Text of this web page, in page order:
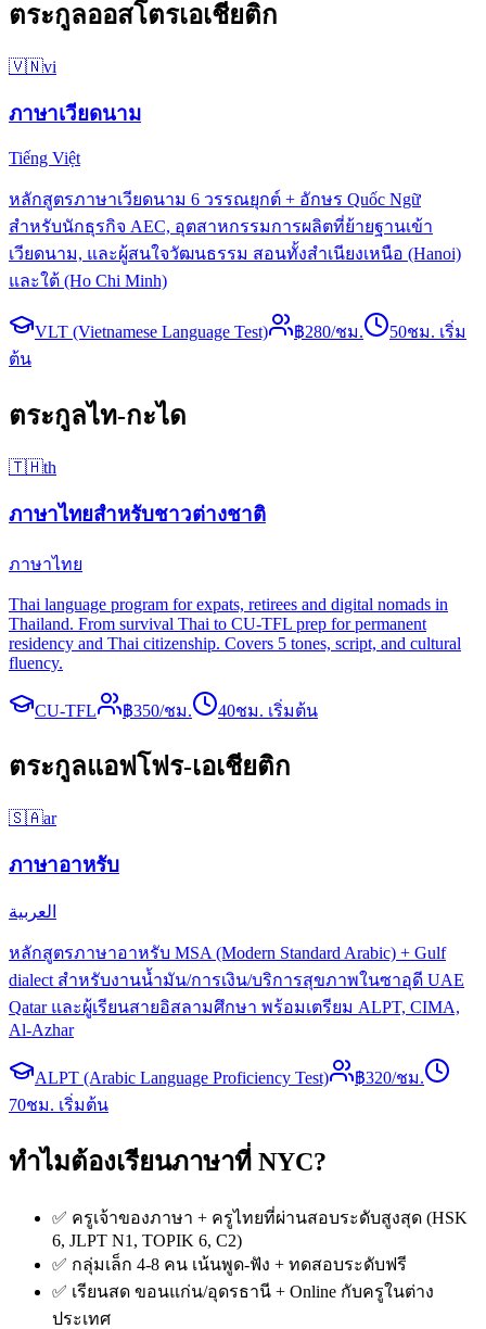
ตระกูลออสโตรเอเชียติก
🇻🇳vi
ภาษาเวียดนาม
Tiếng Việt
หลักสูตรภาษาเวียดนาม 6 วรรณยุกต์ + อักษร Quốc Ngữ
สำหรับนักธุรกิจ AEC, อุตสาหกรรมการผลิตที่ย้ายฐานเข้า
เวียดนาม, และผู้สนใจวัฒนธรรม สอนทั้งสำเนียงเหนือ (Hanoi)
และใต้ (Ho Chi Minh)
VLT (Vietnamese Language Test) ฿280/ชม. 50ชม. เริ่ม
ต้น
ตระกูลไท-กะได
🇹🇭th
ภาษาไทยสำหรับชาวต่างชาติ
ภาษาไทย
Thai language program for expats, retirees and digital nomads in
Thailand. From survival Thai to CU-TFL prep for permanent
residency and Thai citizenship. Covers 5 tones, script, and cultural
fluency.
CU-TFL ฿350/ชม. 40ชม. เริ่มต้น
ตระกูลแอฟโฟร-เอเชียติก
🇸🇦ar
ภาษาอาหรับ
العربية
หลักสูตรภาษาอาหรับ MSA (Modern Standard Arabic) + Gulf
dialect สำหรับงานน้ำมัน/การเงิน/บริการสุขภาพในซาอุดี UAE
Qatar และผู้เรียนสายอิสลามศึกษา พร้อมเตรียม ALPT, CIMA,
Al-Azhar
ALPT (Arabic Language Proficiency Test) ฿320/ชม.
70ชม. เริ่มต้น
ทำไมต้องเรียนภาษาที่ NYC?
✅ ครูเจ้าของภาษา + ครูไทยที่ผ่านสอบระดับสูงสุด (HSK
6, JLPT N1, TOPIK 6, C2)
✅ กลุ่มเล็ก 4-8 คน เน้นพูด-ฟัง + ทดสอบระดับฟรี
✅ เรียนสด ขอนแก่น/อุดรธานี + Online กับครูในต่าง
ประเทศ